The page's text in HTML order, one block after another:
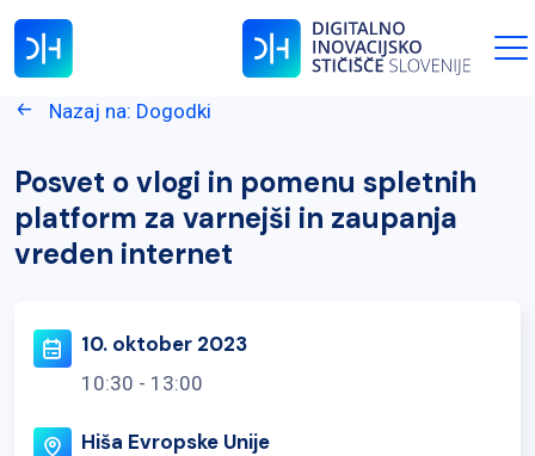
Nazaj na: Dogodki
Posvet o vlogi in pomenu spletnih
platform za varnejši in zaupanja
vreden internet
10. oktober 2023
10:30 - 13:00
Hiša Evropske Unije